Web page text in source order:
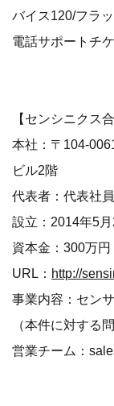
バイス120/フラ
電話サポートチ
【センシニクス
本社：〒104-
ビル2階
代表者：代表社
設立：2014年5月
資本金：300万円
URL： http://
事業内容：セン
（本件に対する
営業チーム：